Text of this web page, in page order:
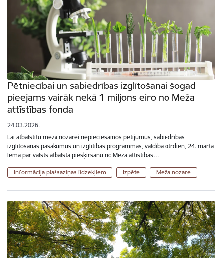
Pētniecībai un sabiedrības izglītošanai šogad
pieejams vairāk nekā 1 miljons eiro no Meža
attīstības fonda
24.03.2026.
Lai atbalstītu meža nozarei nepieciešamos pētījumus, sabiedrības
izglītošanas pasākumus un izglītības programmas, valdība otrdien, 24. martā
lēma par valsts atbalsta piešķiršanu no Meža attīstības…
Informācija plašsaziņas līdzekļiem Izpēte Meža nozare